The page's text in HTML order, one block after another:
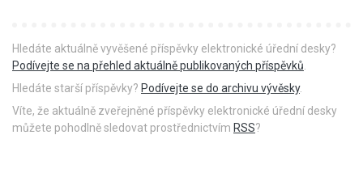
Hledáte aktuálně vyvěšené příspěvky elektronické úřední desky?
Podívejte se na přehled aktuálně publikovaných příspěvků
Hledáte starší příspěvky? Podívejte se do archivu vývěsky.
Víte, že aktuálně zveřejněné příspěvky elektronické úřední desky
můžete pohodlně sledovat prostřednictvím RSS?